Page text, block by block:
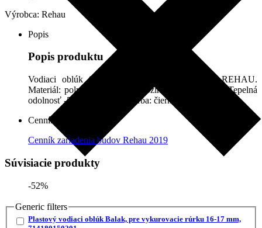
Generic filters
12587981002
Výrobca: Rehau
Popis
Popis produktu
Vodiaci oblúk 90° REHAU na vedenie rúrok REHAU.
Materiál: polyamid 14, plech pozinkovaný 16 – 25. Tepelná
odolnosť -5 °C až +60 °C. Farba: čierna.
Cenník
Cenník zariadenia budov Rehau 2019
Súvisiacie produkty
-52%
Plastový vodiaci oblúk Balak, pre vykurovacie rúrku 16-17 mm,